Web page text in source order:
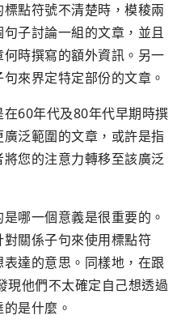
點符號不清楚時，模稜兩
子討論一組的文章，並且
時撰寫的額外資訊。另一
來界定特定部份的文章。
60年代及80年代早期時撰
泛範圍的文章，或許是指
您的注意力轉移至該廣泛
哪一個意義是很重要的。
關係子句來使用標點符
達的意思。同樣地，在跟
現他們不太確定自己想透過
是什麼。